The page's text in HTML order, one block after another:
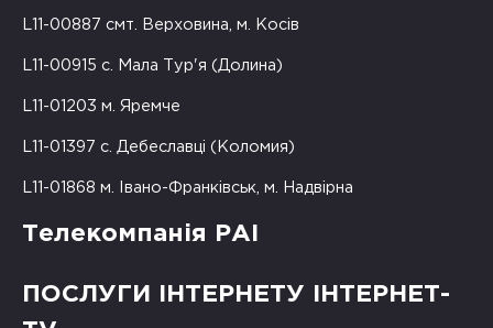
L11-00887 смт. Верховина, м. Косів
L11-00915 с. Мала Тур'я (Долина)
L11-01203 м. Яремче
L11-01397 с. Дебеславці (Коломия)
L11-01868 м. Івано-Франківськ, м. Надвірна
Телекомпанія РАІ
ПОСЛУГИ ІНТЕРНЕТУ ІНТЕРНЕТ-